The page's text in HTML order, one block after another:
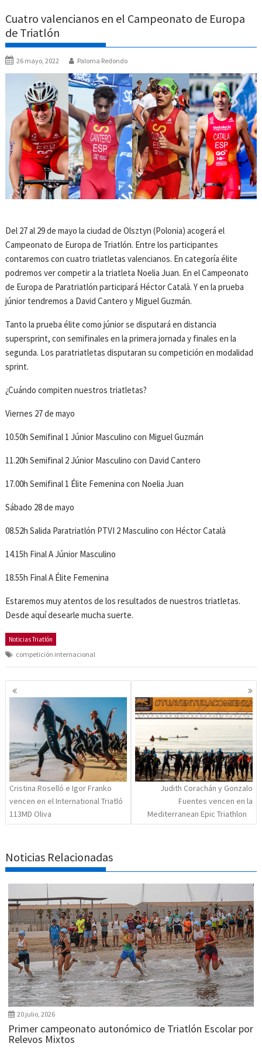
Cuatro valencianos en el Campeonato de Europa
de Triatlón
26 mayo, 2022 Paloma Redondo
Del 27 al 29 de mayo la ciudad de Olsztyn (Polonia) acogerá el
Campeonato de Europa de Triatlón. Entre los participantes
contaremos con cuatro triatletas valencianos. En categoría élite
podremos ver competir a la triatleta Noelia Juan. En el Campeonato
de Europa de Paratriatlón participará Héctor Català. Y en la prueba
júnior tendremos a David Cantero y Miguel Guzmán.
Tanto la prueba élite como júnior se disputará en distancia
supersprint, con semifinales en la primera jornada y finales en la
segunda. Los paratriatletas disputaran su competición en modalidad
sprint.
¿Cuándo compiten nuestros triatletas?
Viernes 27 de mayo
10.50h Semifinal 1 Júnior Masculino con Miguel Guzmán
11.20h Semifinal 2 Júnior Masculino con David Cantero
17.00h Semifinal 1 Élite Femenina con Noelia Juan
Sábado 28 de mayo
08.52h Salida Paratriatlón PTVI 2 Masculino con Héctor Català
14.15h Final A Júnior Masculino
18.55h Final A Élite Femenina
Estaremos muy atentos de los resultados de nuestros triatletas.
Desde aquí desearle mucha suerte.
Noticias Triatlón
competición internacional
Navegación
de
entradas
Cristina Roselló e Igor Franko
vencen en el International Triatló
113MD Oliva
Judith Corachán y Gonzalo
Fuentes vencen en la
Mediterranean Epic Triathlon
Noticias Relacionadas
20 julio, 2026
Primer campeonato autonómico de Triatlón Escolar por
Relevos Mixtos